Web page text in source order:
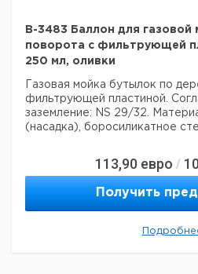
B-3483 Баллон для газовой
поворота с фильтрующей
250 мл, оливки
Газовая мойка бутылок по
фильтрующей пластиной.
заземление: NS 29/32.
(насадка), боросиликатное
113,90 евро /
Получить